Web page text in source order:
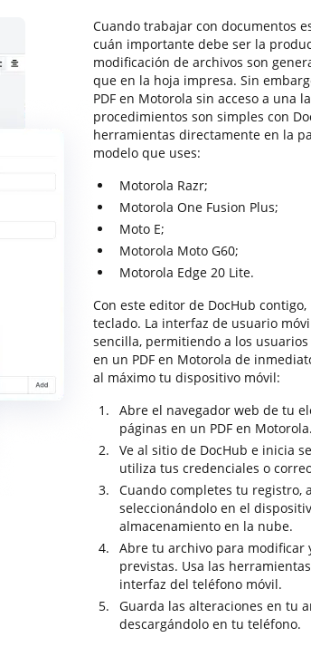
Cuando trabajar con documentos
cuán importante debe ser la
modificación de archivos son
que en la hoja impresa. Sin
PDF en Motorola sin acceso a una
procedimientos son simples con
herramientas directamente en la
modelo que uses:
Motorola Razr;
Motorola One Fusion Plus;
Moto E;
Motorola Moto G60;
Motorola Edge 20 Lite.
Con este editor de DocHub
teclado. La interfaz de usuario
sencilla, permitiendo a los
en un PDF en Motorola de
al máximo tu dispositivo móvil:
Abre el navegador web de tu
páginas en un PDF en Motorola.
Ve al sitio de DocHub e inicia
utiliza tus credenciales o
Cuando completes tu registro,
seleccionándolo en el
almacenamiento en la nube.
Abre tu archivo para modificar
previstas. Usa las
interfaz del teléfono móvil.
Guarda las alteraciones en tu
descargándolo en tu teléfono.